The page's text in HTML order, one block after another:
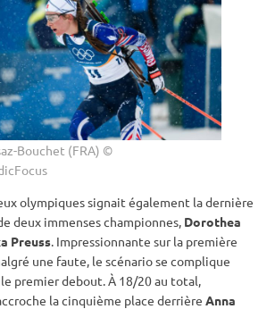
Bouchet (FRA) ©
olympiquessignait également la dernière
deux immenses championnes, Dorothea
Preuss. Impressionnante sur la première
une faute, le scénario se complique
le premierdebout. À 18/20 au total,
la cinquième place derrière Anna